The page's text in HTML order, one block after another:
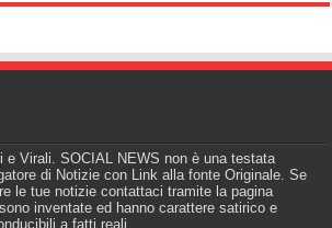
e Virali. SOCIAL NEWS non è una testata
di Notizie con Link alla fonte Originale. Se
le tue notizie contattaci tramite la pagina
inventate ed hanno carattere satirico e
a fatti reali.